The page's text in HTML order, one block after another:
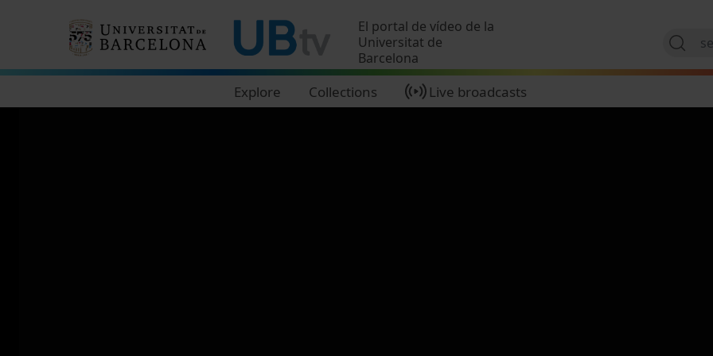
El portal de vídeo de la
Universitat de
Barcelona
Explore Collections Live broadcasts